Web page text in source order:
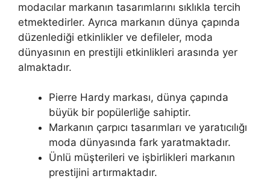
modacılar markanın tasarımlarını sıklıkla tercih
etmektedirler. Ayrıca markanın dünya çapında
düzenlediği etkinlikler ve defileler, moda
dünyasının en prestijli etkinlikleri arasında yer
almaktadır.
Pierre Hardy markası, dünya çapında
büyük bir popülerliğe sahiptir.
Markanın çarpıcı tasarımları ve yaratıcılığı
moda dünyasında fark yaratmaktadır.
Ünlü müşterileri ve işbirlikleri markanın
prestijini artırmaktadır.